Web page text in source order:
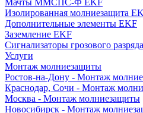
Мачты ММСПС-Ф EKF
Изолированная молниезащита
Дополнительные элементы EKF
Заземление EKF
Сигнализаторы грозового
Услуги
Монтаж молниезащиты
Ростов-на-Дону - Монтаж
Краснодар, Сочи - Монтаж
Москва - Монтаж молниезащиты
Новосибирск - Монтаж